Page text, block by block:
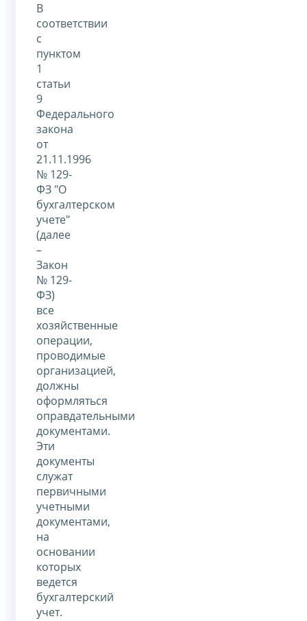
В
соответствии
с
пунктом
1
статьи
9
Федерального
закона
от
21.11.1996
№ 129-
ФЗ "О
бухгалтерском
учете"
(далее
–
Закон
№ 129-
ФЗ)
все
хозяйственные
операции,
проводимые
организацией,
должны
оформляться
оправдательными
документами.
Эти
документы
служат
первичными
учетными
документами,
на
основании
которых
ведется
бухгалтерский
учет.